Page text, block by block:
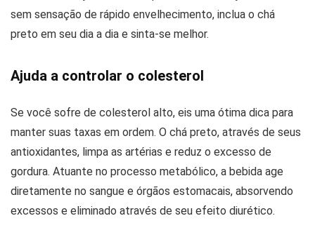
sem sensação de rápido envelhecimento, inclua o chá
preto em seu dia a dia e sinta-se melhor.
Ajuda a controlar o colesterol
Se você sofre de colesterol alto, eis uma ótima dica para
manter suas taxas em ordem. O chá preto, através de seus
antioxidantes, limpa as artérias e reduz o excesso de
gordura. Atuante no processo metabólico, a bebida age
diretamente no sangue e órgãos estomacais, absorvendo
excessos e eliminado através de seu efeito diurético.